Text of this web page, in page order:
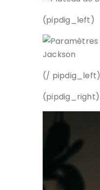
(pipdig_left)
(/ pipdig_left)
(pipdig_right)